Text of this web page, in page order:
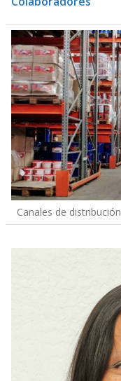
Canales de distribución